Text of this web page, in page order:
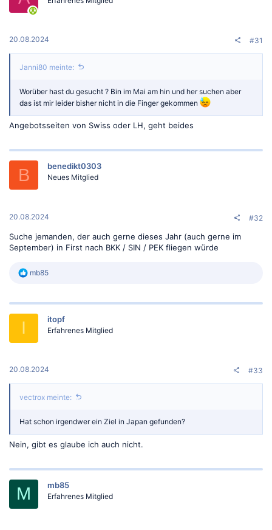
20.08.2024 #31
Janni80 meinte:
Worüber hast du gesucht ? Bin im Mai am hin und her suchen aber
das ist mir leider bisher nicht in die Finger gekommen
Angebotsseiten von Swiss oder LH, geht beides
B benedikt0303
Neues Mitglied
20.08.2024 #32
Suche jemanden, der auch gerne dieses Jahr (auch gerne im
September) in First nach BKK / SIN / PEK fliegen würde
R
k
:
mb85
I itopf
Erfahrenes Mitglied
20.08.2024 #33
vectrox meinte:
Hat schon irgendwer ein Ziel in Japan gefunden?
Nein, gibt es glaube ich auch nicht.
M mb85
Erfahrenes Mitglied